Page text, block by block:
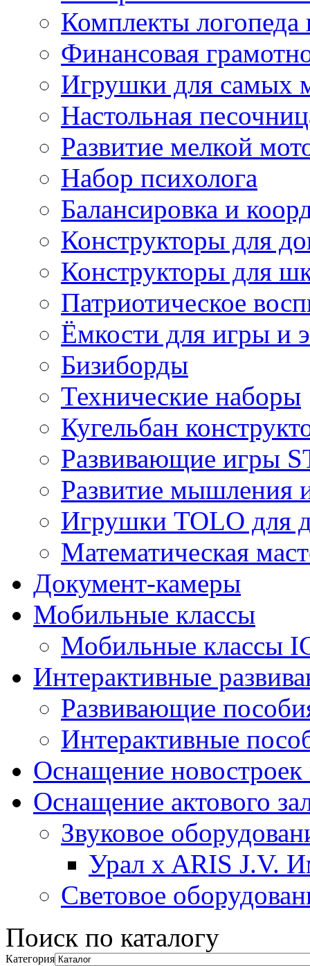
Комплекты логопеда
Финансовая
Игрушки для самых
Настольная
Развитие мелкой
Набор психолога
Балансировка и
Конструкторы для
Конструкторы для
Патриотическое
Ёмкости для игры и
Бизиборды
Технические наборы
Кугельбан
Развивающие игры
Развитие мышления
Игрушки TOLO для
Математическая
Документ-камеры
Мобильные классы
Мобильные классы
Интерактивные
Развивающие
Интерактивные
Оснащение новостроек
Оснащение актового
Звуковое
Урал x ARIS J.V.
Световое
Поиск по каталогу
Категория